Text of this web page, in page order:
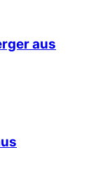
aus